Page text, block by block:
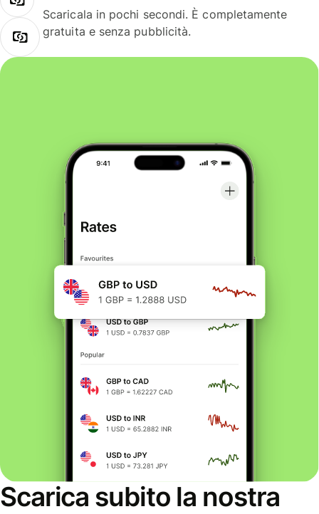
Scaricala in pochi secondi. È completamente
gratuita e senza pubblicità.
Scarica subito la nostra